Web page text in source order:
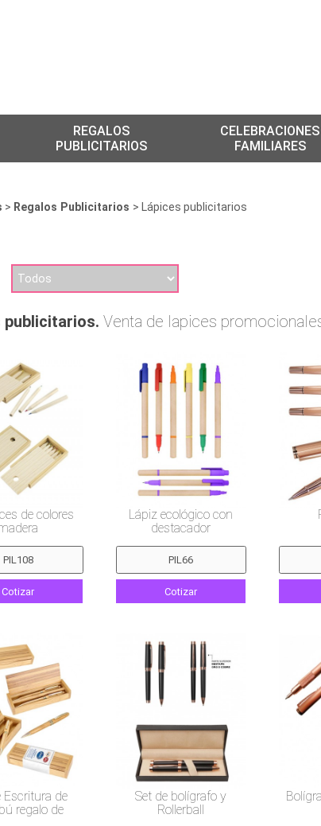
REGALOS
PUBLICITARIOS
CELEBRACIONES
FAMILIARES
> Regalos Publicitarios > Lápices publicitarios
publicitarios. Venta de lapices
de colores
Cotizar
Lápiz ecológico con
destacador
Cotizar
Escritura de
regalo de
Set de bolígrafo y
Rollerball